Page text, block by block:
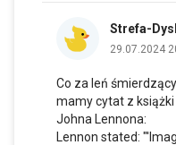
Strefa-
29.07.2024
Co za leń
mamy cytat z
Johna Lennona:
Lennon stated: